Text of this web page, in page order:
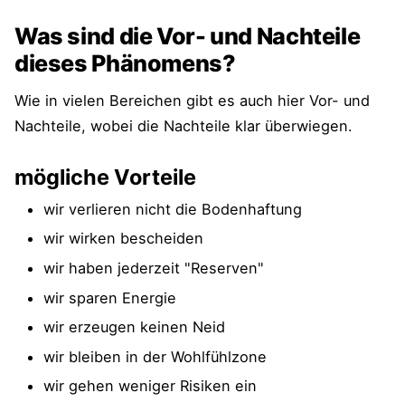
Was sind die Vor- und Nachteile
dieses Phänomens?
Wie in vielen Bereichen gibt es auch hier Vor- und
Nachteile, wobei die Nachteile klar überwiegen.
mögliche Vorteile
wir verlieren nicht die Bodenhaftung
wir wirken bescheiden
wir haben jederzeit "Reserven"
wir sparen Energie
wir erzeugen keinen Neid
wir bleiben in der Wohlfühlzone
wir gehen weniger Risiken ein